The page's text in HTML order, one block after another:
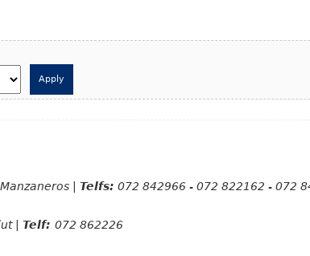
| Telfs: 072 842966 - 072 822162 - 072
| Telf: 072 862226